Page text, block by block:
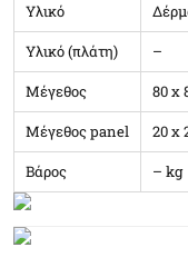
Υλικό
Υλικό (πλάτη)
–
Μέγεθος
80 x
Μέγεθος panel
20 x
Βάρος
– kg